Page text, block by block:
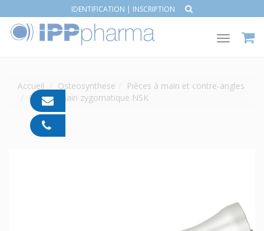
IDENTIFICATION | INSCRIPTION
Toggle
Accueil Osteosynthese
Pièces à main et contre-angles
Pièce à main zygomatique NSK
contact@ipp-
pharma.com
91